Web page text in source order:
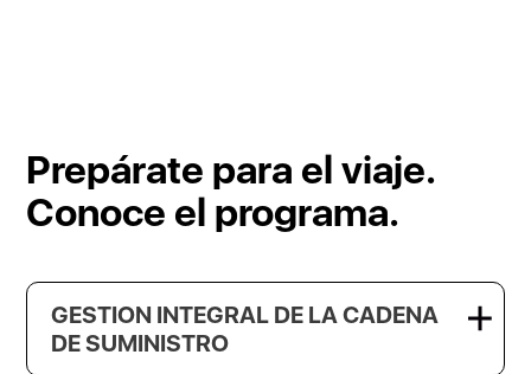
Prepárate para el viaje.
Conoce el programa.
GESTION INTEGRAL DE LA CADENA
DE SUMINISTRO